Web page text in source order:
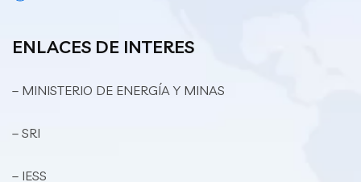
ENLACES DE INTERES
– MINISTERIO DE ENERGÍA Y MINAS
– SRI
– IESS